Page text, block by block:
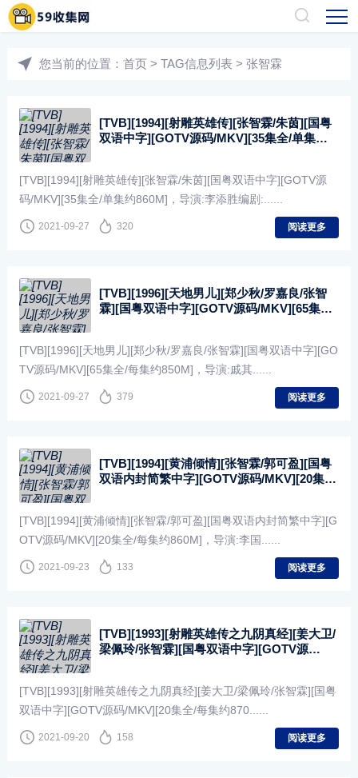
您当前的位置： 首页 > TAG信息列表 > 张智霖
[TVB][1994][射雕英雄传][张智霖/朱茵][国粤
双语中字][GOTV源码/MKV][35集全/单集约
[TVB][1994][射雕英雄传][张智霖/朱茵][国粤双语中字][GOTV源
码/MKV][35集全/单集约860M]，导演:李添胜编剧:......
2021-09-27 320 阅读更多
[TVB][1996][天地男儿][郑少秋/罗嘉良/张智
霖][国粤双语中字][GOTV源码/MKV][65集全/
[TVB][1996][天地男儿][郑少秋/罗嘉良/张智霖][国粤双语中字][GO
TV源码/MKV][65集全/每集约850M]，导演:戚其......
2021-09-27 379 阅读更多
[TVB][1994][黄浦倾情][张智霖/郭可盈][国粤
双语内封简繁中字][GOTV源码/MKV][20集
[TVB][1994][黄浦倾情][张智霖/郭可盈][国粤双语内封简繁中字][G
OTV源码/MKV][20集全/每集约860M]，导演:李国......
2021-09-23 133 阅读更多
[TVB][1993][射雕英雄传之九阴真经][姜大卫/
梁佩玲/张智霖][国粤双语中字][GOTV源
[TVB][1993][射雕英雄传之九阴真经][姜大卫/梁佩玲/张智霖][国粤
双语中字][GOTV源码/MKV][20集全/每集约870......
2021-09-20 158 阅读更多